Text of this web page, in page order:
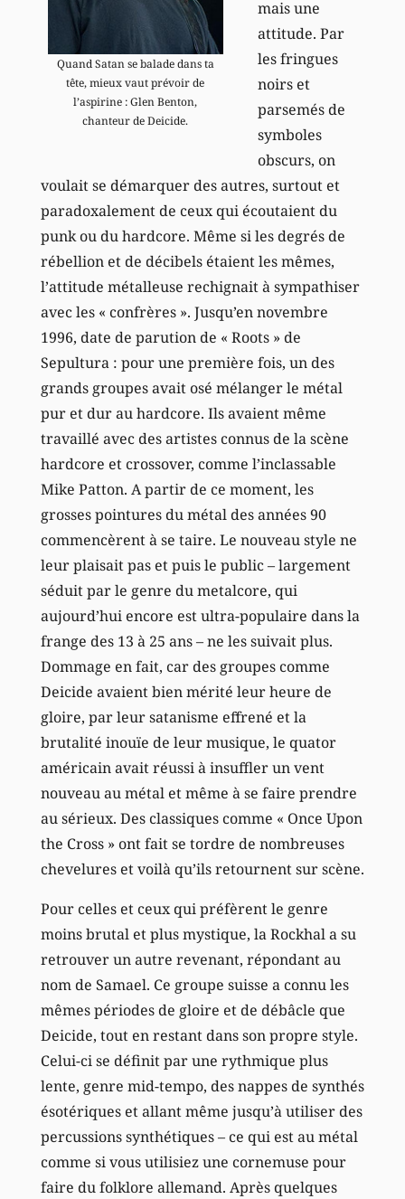
Quand Satan se balade dans ta
tête, mieux vaut prévoir de
l’aspirine : Glen Benton,
chanteur de Deicide.
mais une
attitude. Par
les fringues
noirs et
parsemés de
symboles
obscurs, on
voulait se démarquer des autres, surtout et
paradoxalement de ceux qui écoutaient du
punk ou du hardcore. Même si les degrés de
rébellion et de décibels étaient les mêmes,
l’attitude métalleuse rechignait à sympathiser
avec les « confrères ». Jusqu’en novembre
1996, date de parution de « Roots » de
Sepultura : pour une première fois, un des
grands groupes avait osé mélanger le métal
pur et dur au hardcore. Ils avaient même
travaillé avec des artistes connus de la scène
hardcore et crossover, comme l’inclassable
Mike Patton. A partir de ce moment, les
grosses pointures du métal des années 90
commencèrent à se taire. Le nouveau style ne
leur plaisait pas et puis le public – largement
séduit par le genre du metalcore, qui
aujourd’hui encore est ultra-populaire dans la
frange des 13 à 25 ans – ne les suivait plus.
Dommage en fait, car des groupes comme
Deicide avaient bien mérité leur heure de
gloire, par leur satanisme effrené et la
brutalité inouïe de leur musique, le quator
américain avait réussi à insuffler un vent
nouveau au métal et même à se faire prendre
au sérieux. Des classiques comme « Once Upon
the Cross » ont fait se tordre de nombreuses
chevelures et voilà qu’ils retournent sur scène.
Pour celles et ceux qui préfèrent le genre
moins brutal et plus mystique, la Rockhal a su
retrouver un autre revenant, répondant au
nom de Samael. Ce groupe suisse a connu les
mêmes périodes de gloire et de débâcle que
Deicide, tout en restant dans son propre style.
Celui-ci se définit par une rythmique plus
lente, genre mid-tempo, des nappes de synthés
ésotériques et allant même jusqu’à utiliser des
percussions synthétiques – ce qui est au métal
comme si vous utilisiez une cornemuse pour
faire du folklore allemand. Après quelques